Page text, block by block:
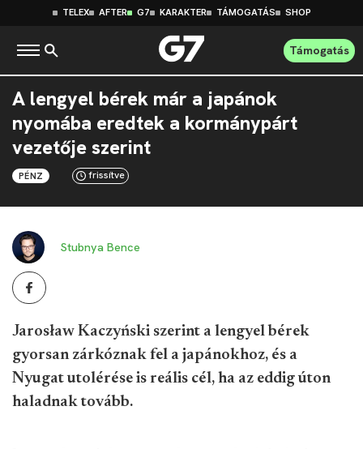
TELEX AFTER G7 KARAKTER TÁMOGATÁS SHOP
Támogatás
A lengyel bérek már a japánok
nyomába eredtek a kormánypárt
vezetője szerint
PÉNZ frissítve
Stubnya Bence
Jarosław Kaczyński szerint a lengyel bérek
gyorsan zárkóznak fel a japánokhoz, és a
Nyugat utolérése is reális cél, ha az eddig úton
haladnak tovább.